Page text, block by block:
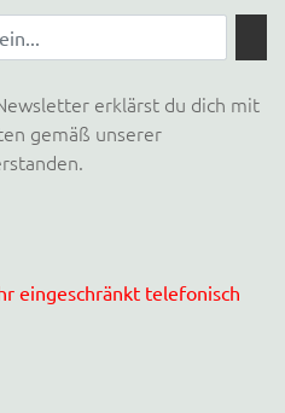
erklärst du dich mit
gemäß unserer
eingeschränkt telefonisch